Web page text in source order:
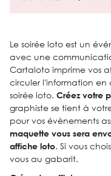
Le soirée loto est un
avec une
Cartaloto imprime vos
circuler l'information
soirée loto. Créez votre
graphiste se tient à
pour vos évènements
maquette vous sera
affiche loto. Si vous
vous au gabarit.